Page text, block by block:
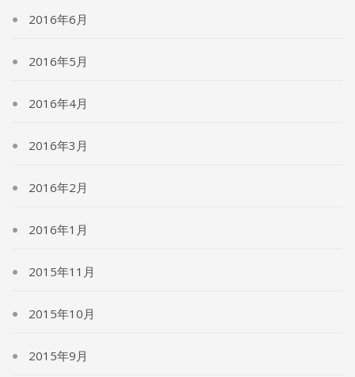
2016年6月
2016年5月
2016年4月
2016年3月
2016年2月
2016年1月
2015年11月
2015年10月
2015年9月